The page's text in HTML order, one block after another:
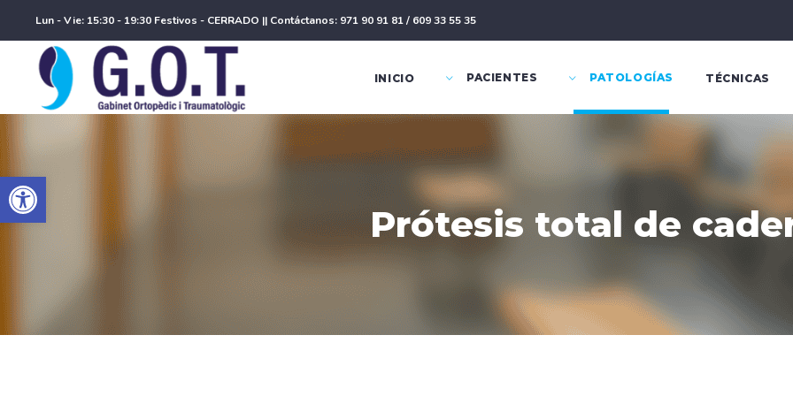
Abrir barra de herramientas
Lun - Vie: 15:30 - 19:30 Festivos - CERRADO || Contáctanos: 971 90 91 81 / 609 33 55 35
INICIO PACIENTES PATOLOGÍAS TÉCNICAS
Prótesis total de